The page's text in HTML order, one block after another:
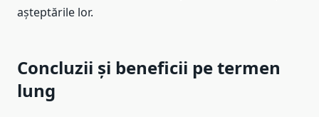
așteptările lor.
Concluzii și beneficii pe termen
lung